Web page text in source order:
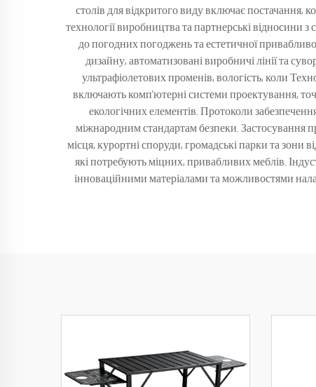
столів для відкритого виду включає постачання,
технології виробництва та партнерські відносини
до погодних погоджень та естетичної
дизайну, автоматизовані виробничі лінії та
ультрафіолетових променів, вологість, коли
включають комп'ютерні системи проектування,
екологічних елементів. Протоколи
міжнародним стандартам безпеки. Застосування
місця, курортні споруди, громадські парки та зони
які потребують міцних, привабливих меблів.
інноваційними матеріалами та можливостями